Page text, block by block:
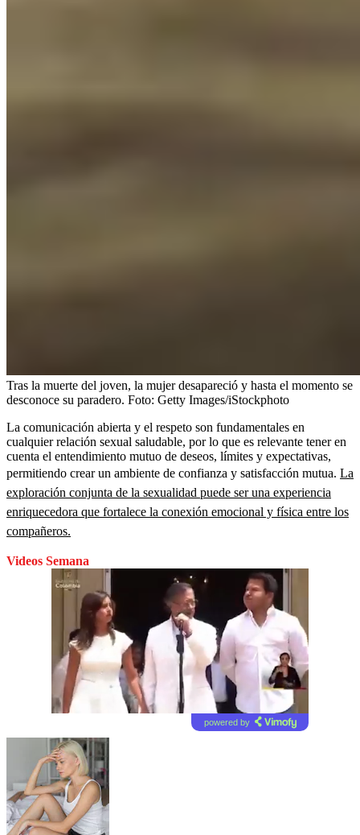
Tras la muerte del joven, la mujer desapareció y hasta el momento se
desconoce su paradero. Foto: Getty Images/iStockphoto
La comunicación abierta y el respeto son fundamentales en
cualquier relación sexual saludable, por lo que es relevante tener en
cuenta el entendimiento mutuo de deseos, límites y expectativas,
permitiendo crear un ambiente de confianza y satisfacción mutua. La
exploración conjunta de la sexualidad puede ser una experiencia
enriquecedora que fortalece la conexión emocional y física entre los
compañeros.
Videos Semana
powered by